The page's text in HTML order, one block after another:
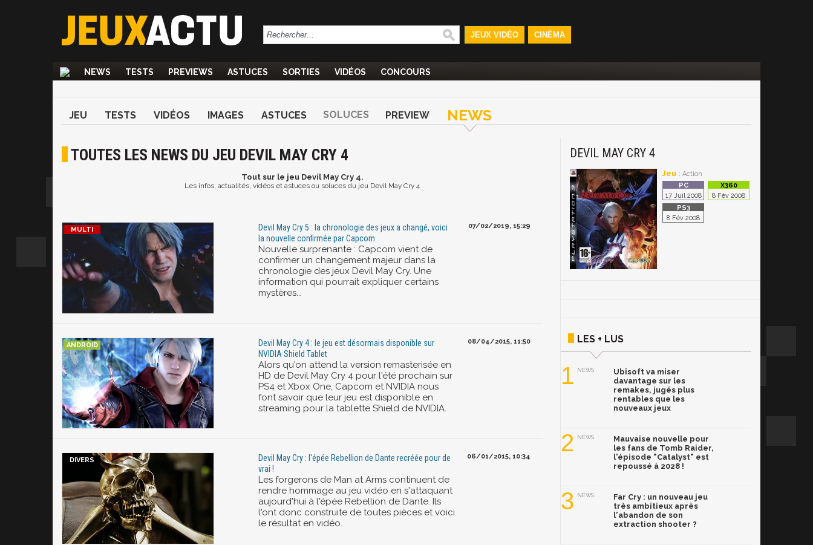
JEUX VIDÉO CINÉMA
NEWS TESTS PREVIEWS ASTUCES SORTIES VIDÉOS CONCOURS
JEU TESTS VIDÉOS IMAGES ASTUCES SOLUCES PREVIEW NEWS
TOUTES LES NEWS DU JEU DEVIL MAY CRY 4
Toutsur le jeu Devil May Cry 4.
Les infos, actualités, vidéos et astuces ou soluces du jeu Devil May Cry 4
Devil May Cry 5 : la chronologie des jeux a changé, voici
la nouvelle confirmée par Capcom
Nouvelle surprenante : Capcom vient de
confirmer un changement majeur dans la
chronologie des jeux Devil May Cry. Une
information qui pourrait expliquer certains
mystères...
07/02/2019, 15:29
Devil May Cry 4 : le jeu est désormais disponible sur
NVIDIA Shield Tablet
Alors qu'on attend la version remasterisée en
HD de Devil May Cry 4 pour l'été prochain sur
PS4 et Xbox One, Capcom et NVIDIA nous
font savoir que leur jeu est disponible en
streaming pour la tablette Shield de NVIDIA.
08/04/2015, 11:50
Devil May Cry : l'épée Rebellion de Dante recréée pour de
vrai !
Les forgerons de Man at Arms continuent de
rendre hommage au jeu vidéo en s'attaquant
aujourd'hui à l'épée Rebellion de Dante. Ils
l'ont donc construite de toutes pièces et voici
le résultat en vidéo.
06/01/2015, 10:34
DEVIL MAY CRY 4
Jeu : Action
17 Juil 2008 8 Fév 2008
8 Fév 2008
LES + LUS
1 NEWS
Ubisoft va miser
davantage sur les
remakes, jugés plus
rentables que les
nouveaux jeux
2 NEWS
Mauvaise nouvelle pour
les fans de Tomb Raider,
l'épisode "Catalyst" est
repoussé à 2028 !
3 NEWS
Far Cry : un nouveau jeu
très ambitieux après
l'abandon de son
extraction shooter ?